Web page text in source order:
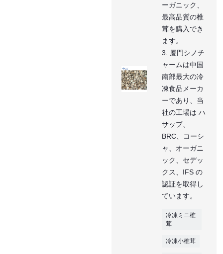
ーガニック、
最高品質の椎
茸を購入でき
ます。
3. 厦門シノチ
ャームは中国
南部最大の冷
凍食品メーカ
ーであり、当
社の工場は ハ
サップ、
BRC、コーシ
ャ、オーガニ
ック、セデッ
クス、IFS の
認証を取得し
ています。
冷凍ミニ椎
茸
冷凍小椎茸